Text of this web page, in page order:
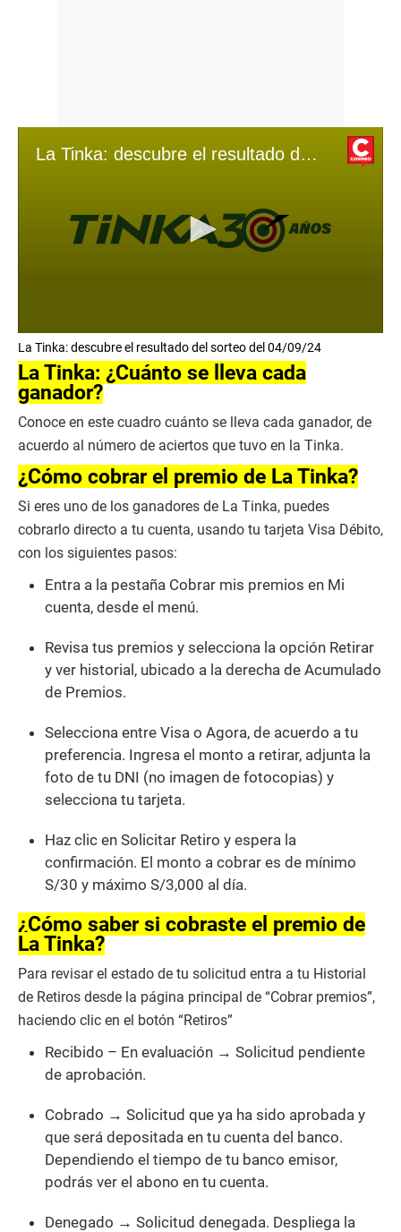
La Tinka: descubre el resultado del sorteo del 04/09/24
s
e
c
o
d
s
o
f
2
i
n
u
t
La Tinka: descubre el resultado del sorteo del 04/09/24
La Tinka: ¿Cuánto se lleva cada
ganador?
Conoce en este cuadro cuánto se lleva cada ganador, de
acuerdo al número de aciertos que tuvo en la Tinka.
¿Cómo cobrar el premio de La Tinka?
Si eres uno de los ganadores de La Tinka, puedes
cobrarlo directo a tu cuenta, usando tu tarjeta Visa Débito,
con los siguientes pasos:
Entra a la pestaña Cobrar mis premios en Mi
cuenta, desde el menú.
Revisa tus premios y selecciona la opción Retirar
y ver historial, ubicado a la derecha de Acumulado
de Premios.
Selecciona entre Visa o Agora, de acuerdo a tu
preferencia. Ingresa el monto a retirar, adjunta la
foto de tu DNI (no imagen de fotocopias) y
selecciona tu tarjeta.
Haz clic en Solicitar Retiro y espera la
confirmación. El monto a cobrar es de mínimo
S/30 y máximo S/3,000 al día.
¿Cómo saber si cobraste el premio de
La Tinka?
Para revisar el estado de tu solicitud entra a tu Historial
de Retiros desde la página principal de “Cobrar premios”,
haciendo clic en el botón “Retiros”
Recibido – En evaluación → Solicitud pendiente
de aprobación.
Cobrado → Solicitud que ya ha sido aprobada y
que será depositada en tu cuenta del banco.
Dependiendo el tiempo de tu banco emisor,
podrás ver el abono en tu cuenta.
Denegado → Solicitud denegada. Despliega la